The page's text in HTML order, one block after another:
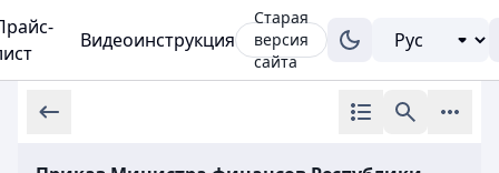
Видеоинструкция
Старая
версия
сайта